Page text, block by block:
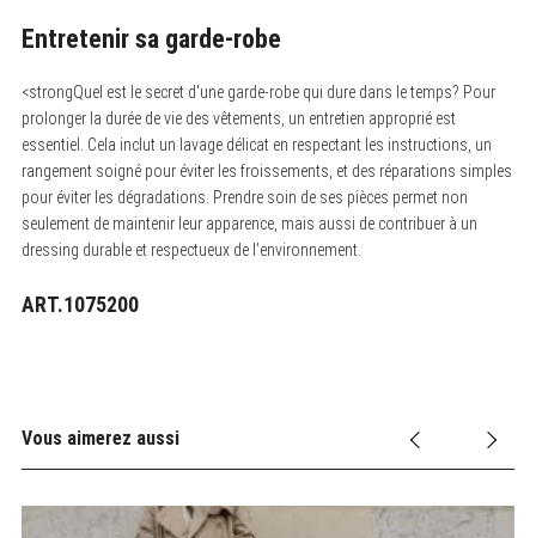
Entretenir sa garde-robe
<strongQuel est le secret d'une garde-robe qui dure dans le temps? Pour
prolonger la durée de vie des vêtements, un entretien approprié est
essentiel. Cela inclut un lavage délicat en respectant les instructions, un
rangement soigné pour éviter les froissements, et des réparations simples
pour éviter les dégradations. Prendre soin de ses pièces permet non
seulement de maintenir leur apparence, mais aussi de contribuer à un
dressing durable et respectueux de l’environnement.
ART.1075200
Vous aimerez aussi